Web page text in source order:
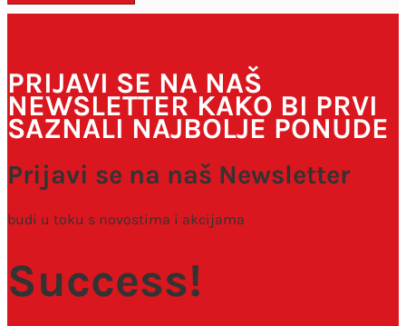
PRIJAVI SE NA NAŠ
NEWSLETTER KAKO BI PRVI
SAZNALI NAJBOLJE PONUDE
Prijavi se na naš Newsletter
budi u toku s novostima i akcijama
Success!